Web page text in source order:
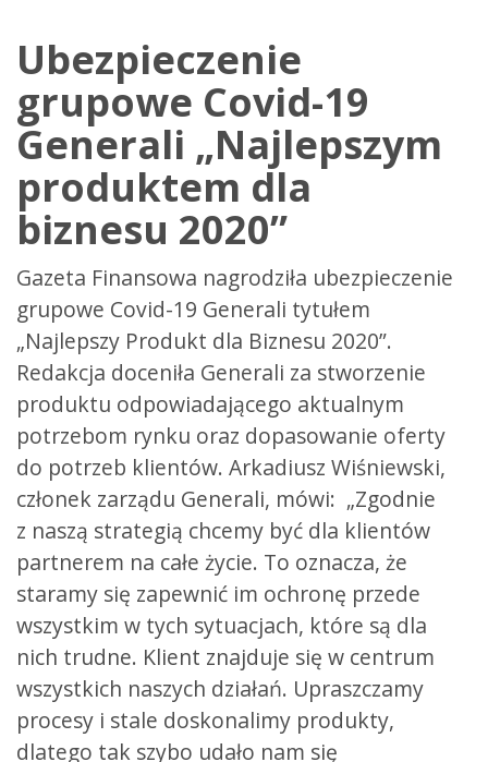
Ubezpieczenie
grupowe Covid-19
Generali „Najlepszym
produktem dla
biznesu 2020”
Gazeta Finansowa nagrodziła ubezpieczenie
grupowe Covid-19 Generali tytułem
„Najlepszy Produkt dla Biznesu 2020”.
Redakcja doceniła Generali za stworzenie
produktu odpowiadającego aktualnym
potrzebom rynku oraz dopasowanie oferty
do potrzeb klientów. Arkadiusz Wiśniewski,
członek zarządu Generali, mówi: „Zgodnie
z naszą strategią chcemy być dla klientów
partnerem na całe życie. To oznacza, że
staramy się zapewnić im ochronę przede
wszystkim w tych sytuacjach, które są dla
nich trudne. Klient znajduje się w centrum
wszystkich naszych działań. Upraszczamy
procesy i stale doskonalimy produkty,
dlatego tak szybo udało nam się